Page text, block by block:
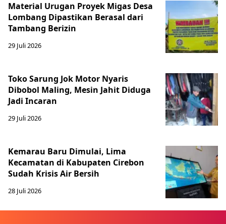
Material Urugan Proyek Migas Desa
Lombang Dipastikan Berasal dari
Tambang Berizin
29 Juli 2026
Toko Sarung Jok Motor Nyaris
Dibobol Maling, Mesin Jahit Diduga
Jadi Incaran
29 Juli 2026
Kemarau Baru Dimulai, Lima
Kecamatan di Kabupaten Cirebon
Sudah Krisis Air Bersih
28 Juli 2026